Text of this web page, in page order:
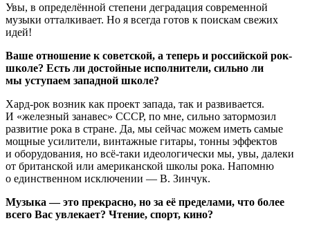
Увы, в определённой степени деградация современной
музыки отталкивает. Но я всегда готов к поискам свежих
идей!
Ваше отношение к советской, а теперь и российской рок-
школе? Есть ли достойные исполнители, сильно ли
мы уступаем западной школе?
Хард-рок возник как проект запада, так и развивается.
И «железный занавес» СССР, по мне, сильно затормозил
развитие рока в стране. Да, мы сейчас можем иметь самые
мощные усилители, винтажные гитары, тонны эффектов
и оборудования, но всё-таки идеологически мы, увы, далеки
от британской или американской школы рока. Напомню
о единственном исключении — В. Зинчук.
Музыка — это прекрасно, но за её пределами, что более
всего Вас увлекает? Чтение, спорт, кино?